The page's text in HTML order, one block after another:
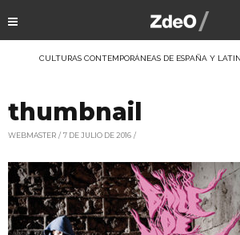
CULTURAS CONTEMPORÁNEAS DE ESPAÑA Y
thumbnail
WEBMASTER 7 DE JULIO DE 2016